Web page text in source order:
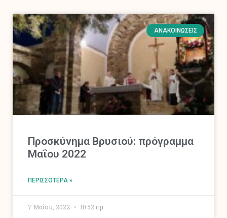
ΑΝΑΚΟΙΝΏΣΕΙΣ
Προσκύνημα Βρυσιού: πρόγραμμα
Μαΐου 2022
ΠΕΡΙΣΣΌΤΕΡΑ »
7 Μαΐου, 2022 10:52 πμ